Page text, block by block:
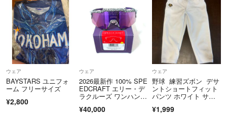
ウェア
BAYSTARS ユニフォ
ーム フリーサイズ
¥2,800
ウェア
2026最新作 100% SPE
EDCRAFT エリー・デ
ラクルーズ ワンハンド
¥40,000
ウェア
野球 練習ズボン デサ
ントショートフィット
パンツ ホワイト サイ
¥1,999